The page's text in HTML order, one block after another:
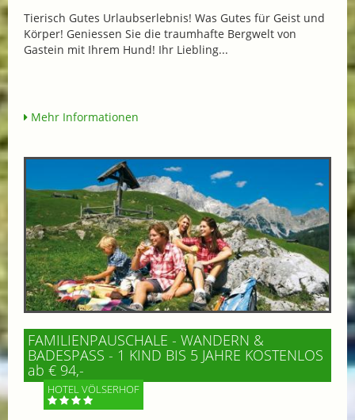
Tierisch Gutes Urlaubserlebnis! Was Gutes für Geist und
Körper! Geniessen Sie die traumhafte Bergwelt von
Gastein mit Ihrem Hund! Ihr Liebling...
Mehr Informationen
FAMILIENPAUSCHALE - WANDERN &
BADESPASS - 1 KIND BIS 5 JAHRE KOSTENLOS
ab € 94,-
HOTEL VÖLSERHOF